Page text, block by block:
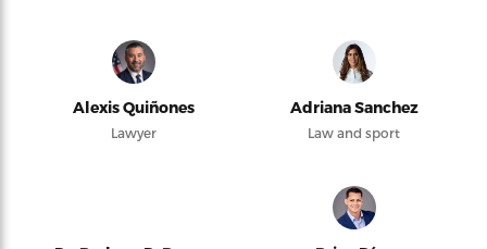
Alexis Quiñones
Lawyer
Adriana Sanchez
Law and sport